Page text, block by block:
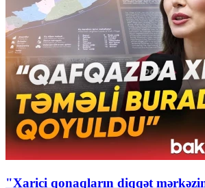
"Xarici qonaqların diqqət